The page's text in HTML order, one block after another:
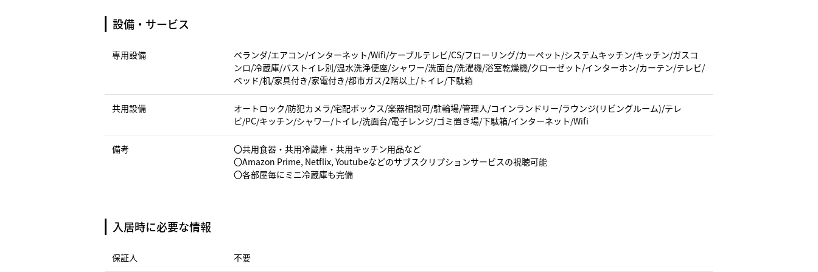
設備・サービス
専用設備
ベランダ/エアコン/インターネット/Wifi/ケーブルテレビ/CS/フローリング/カーペット/システムキッチン/キッチン/ガスコ
ンロ/冷蔵庫/バストイレ別/温水洗浄便座/シャワー/洗面台/洗濯機/浴室乾燥機/クローゼット/インターホン/カーテン/テレビ/
ベッド/机/家具付き/家電付き/都市ガス/2階以上/トイレ/下駄箱
共用設備
オートロック/防犯カメラ/宅配ボックス/楽器相談可/駐輪場/管理人/コインランドリー/ラウンジ(リビングルーム)/テレ
ビ/PC/キッチン/シャワー/トイレ/洗面台/電子レンジ/ゴミ置き場/下駄箱/インターネット/Wifi
備考
〇共用食器・共用冷蔵庫・共用キッチン用品など
〇Amazon Prime, Netflix, Youtubeなどのサブスクリプションサービスの視聴可能
〇各部屋毎にミニ冷蔵庫も完備
入居時に必要な情報
保証人 不要